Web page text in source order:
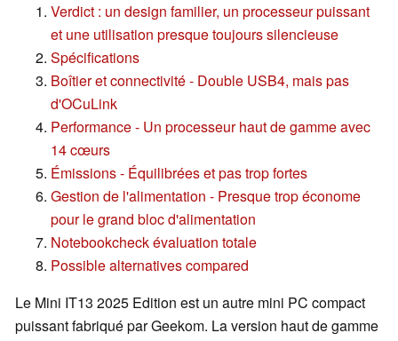
Verdict : un design familier, un processeur puissant
et une utilisation presque toujours silencieuse
Spécifications
Boîtier et connectivité - Double USB4, mais pas
d'OCuLink
Performance - Un processeur haut de gamme avec
14 cœurs
Émissions - Équilibrées et pas trop fortes
Gestion de l'alimentation - Presque trop économe
pour le grand bloc d'alimentation
Notebookcheck évaluation totale
Possible alternatives compared
Le Mini IT13 2025 Edition est un autre mini PC compact
puissant fabriqué par Geekom. La version haut de gamme